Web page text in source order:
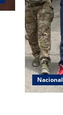
Nacional